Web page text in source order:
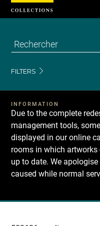
FILTERS
INFORMATION
Due to the complete
management tools,
displayed in our online
rooms in which
up to date. We
caused while normal
Recherche
Cookies management panel